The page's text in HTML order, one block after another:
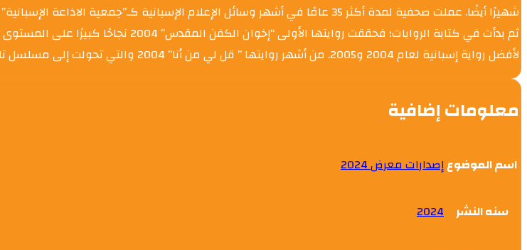
شهيرًا أيضًا. عملت صحفية لمدة أكثر 35 عامًا في أشهر وسائل الإعلام الإسبانية
ثم بدأت في كتابة الروايات؛ فحققت روايتها
لأفضل رواية إسبانية لعام 2004 و2005. من أشهر روايتها ” قل لي من أنا” 2004 والتي تحولت إلى مسلسل تلفزيوني في عام 2020، و “أطلق النار، فأنا ميت بالفعل” 2013.
معلومات إضافية
اسم الموضوعإصدارات معرض 2024
سنه النشر 2024